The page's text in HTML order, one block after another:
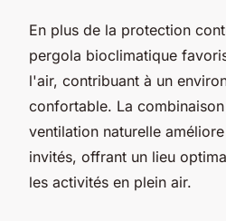
En plus de la protection
pergola bioclimatique
l'air, contribuant à un
confortable. La
ventilation naturelle
invités, offrant un lieu
les activités en plein air.